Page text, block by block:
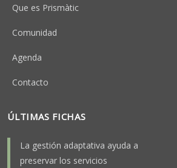
Que es Prismàtic
Comunidad
Agenda
Contacto
ÚLTIMAS FICHAS
La gestión adaptativa ayuda a
preservar los servicios